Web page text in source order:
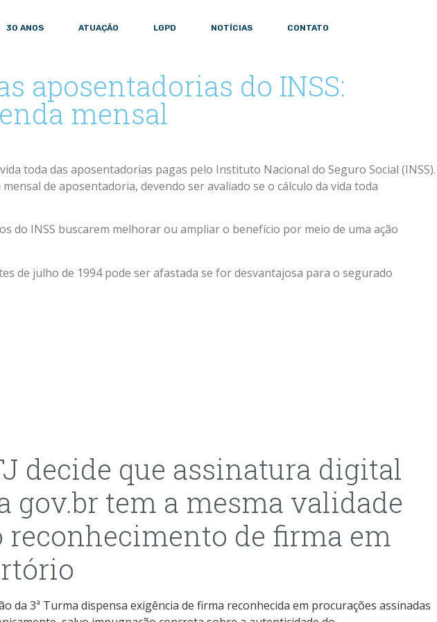
30 ANOS ATUAÇÃO LGPD NOTÍCIAS CONTATO
aposentadorias do INSS:
mensal
toda das aposentadorias pagas pelo Instituto Nacional do Seguro Social (INSS).
de aposentadoria, devendo ser avaliado se o cálculo da vida toda
do INSS buscarem melhorar ou ampliar o benefício por meio de uma ação
de julho de 1994 pode ser afastada se for desvantajosa para o segurado
decide que assinatura digital
gov.br tem a mesma validade
reconhecimento de firma em
da 3ª Turma dispensa exigência de firma reconhecida em procurações assinadas